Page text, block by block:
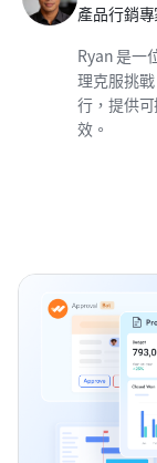
產品行銷專
Ryan 是一
理克服挑
行，提供
效。